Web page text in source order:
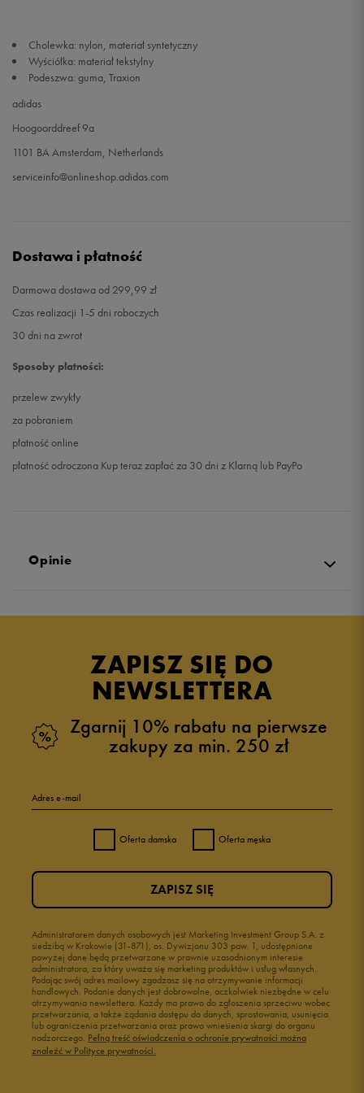
Cholewka: nylon, materiał syntetyczny
Wyściółka: materiał tekstylny
Podeszwa: guma, Traxion
adidas
Hoogoorddreef 9a
1101 BA Amsterdam, Netherlands
serviceinfo@onlineshop.adidas.com
Dostawa i płatność
Darmowa dostawa od 299,99 zł
Czas realizacji 1-5 dni roboczych
30 dni na zwrot
Sposoby płatności:
przelew zwykły
za pobraniem
płatność online
płatność odroczona Kup teraz zapłać za 30 dni z Klarną lub PayPo
Opinie
ZAPISZ SIĘ DO
NEWSLETTERA
Zgarnij 10% rabatu na pierwsze
zakupy za min. 250 zł
Adres e-mail
Oferta damska Oferta męska
Administratorem danych osobowych jest Marketing Investment Group S.A. z
siedzibą w Krakowie (31-871), os. Dywizjonu 303 paw. 1, udostępnione
powyżej dane będą przetwarzane w prawnie uzasadnionym interesie
administratora, za który uważa się marketing produktów i usług własnych.
Podając swój adres mailowy zgadzasz się na otrzymywanie informacji
handlowych. Podanie danych jest dobrowolne, aczkolwiek niezbędne w celu
otrzymywania newslettera. Każdy ma prawo do zgłoszenia sprzeciwu wobec
przetwarzania, a także żądania dostępu do danych, sprostowania, usunięcia
lub ograniczenia przetwarzania oraz prawo wniesienia skargi do organu
nadzorczego. Pełną treść oświadczenia o ochronie prywatności można
znaleźć w Polityce prywatności.
ZAPISZ SIĘ